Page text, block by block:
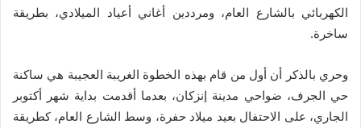
الكهربائي بالشارع العام، ومرددين أغاني أعياد الميلادي، بطريقة
ساخرة.
وحري بالذكر أن أول من قام بهذه الخطوة الغريبة العجيبة هي ساكنة
حي الجرف، ضواحي مدينة إنزكان، بعدما أقدمت بداية شهر أكتوبر
الجاري، على الاحتفال بعيد ميلاد حفرة، وسط الشارع العام، كطريقة